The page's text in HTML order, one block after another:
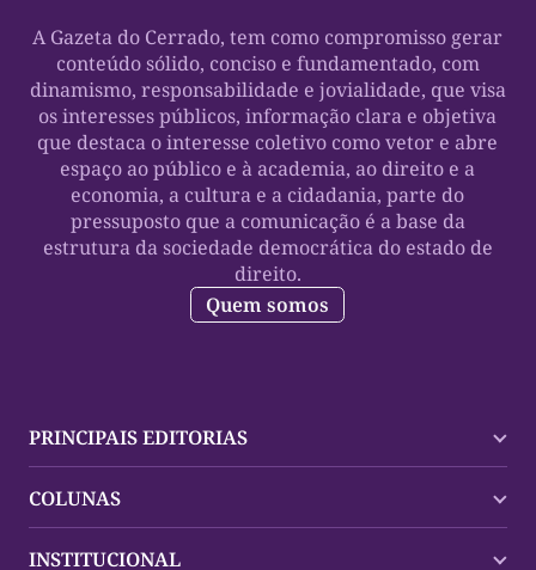
A Gazeta do Cerrado, tem como compromisso gerar
conteúdo sólido, conciso e fundamentado, com
dinamismo, responsabilidade e jovialidade, que visa
os interesses públicos, informação clara e objetiva
que destaca o interesse coletivo como vetor e abre
espaço ao público e à academia, ao direito e a
economia, a cultura e a cidadania, parte do
pressuposto que a comunicação é a base da
estrutura da sociedade democrática do estado de
direito.
Quem somos
PRINCIPAIS EDITORIAS
Palmas
COLUNAS
INSTITUCIONAL